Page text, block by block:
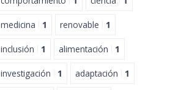
medicina 1 renovable 1
inclusión 1 alimentación 1
investigación 1 adaptación 1